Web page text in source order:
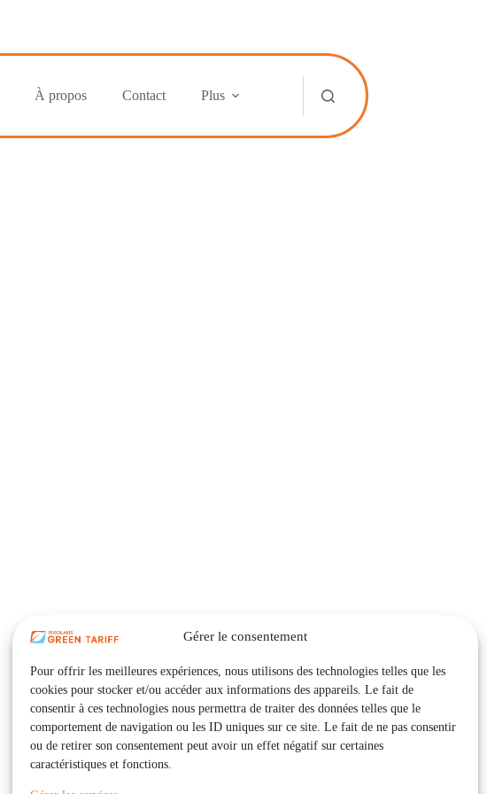
Gérer le consentement
Pour offrir les meilleures expériences, nous utilisons des technologies telles que les
cookies pour stocker et/ou accéder aux informations des appareils. Le fait de
consentir à ces technologies nous permettra de traiter des données telles que le
comportement de navigation ou les ID uniques sur ce site. Le fait de ne pas consentir
ou de retirer son consentement peut avoir un effet négatif sur certaines
caractéristiques et fonctions.
À propos Contact Plus